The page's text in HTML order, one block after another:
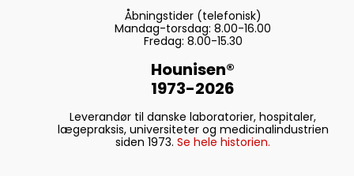
Åbningstider (telefonisk)
Mandag-torsdag: 8.00-16.00
Fredag: 8.00-15.30
Hounisen®
1973-2026
Leverandør til danske laboratorier, hospitaler,
lægepraksis, universiteter og medicinalindustrien
siden 1973. Se hele historien.